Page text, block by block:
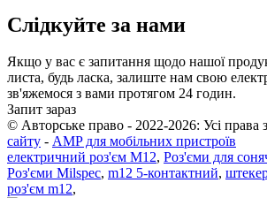
Слідкуйте за нами
Якщо у вас є запитання щодо нашої
листа, будь ласка, залиште нам свою
зв'яжемося з вами протягом 24 годин.
Запит зараз
© Авторське право - 2022-2026: Усі права
сайту - AMP для мобільних пристроїв
електричний роз'єм M12, Роз'єми для
Роз'єми Milspec, m12 5-контактний,
роз'єм m12,